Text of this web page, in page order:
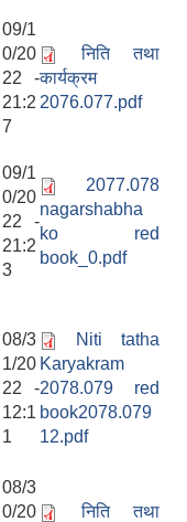
09/1
0/20
22 -
21:2
7
निति तथा
कार्यक्रम
2076.077.pdf
09/1
0/20
22 -
21:2
3
2077.078
nagarshabha
ko red
book_0.pdf
08/3
1/20
22 -
12:1
1
Niti tatha
Karyakram
2078.079 red
book2078.079
12.pdf
08/3
0/20
निति तथा